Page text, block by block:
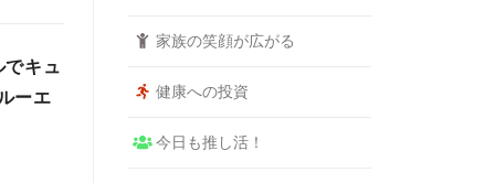
キュ
ーエ
家族の笑顔が広がる
健康への投資
今日も推し活！